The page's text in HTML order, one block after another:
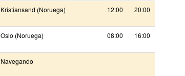
Kristiansand (Noruega) 12:00 20:00
Oslo (Noruega) 08:00 16:00
Navegando